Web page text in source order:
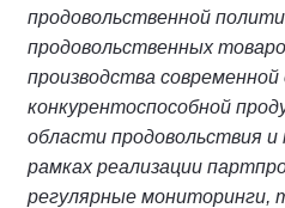
продовольственной
продовольственных
производства
конкурентоспособной
области продовольствия
рамках реализации
регулярные мониторинги,